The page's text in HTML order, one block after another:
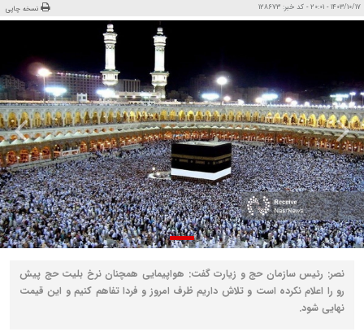
1403/10/17 - 20:01 - کد خبر: 128673 نسخه چاپی
نصر: رئیس سازمان حج و زیارت گفت: هواپیمایی همچنان نرخ بلیت حج پیش
رو را اعلام نکرده است و تلاش داریم ظرف امروز و فردا تفاهم کنیم و این قیمت
نهایی شود.